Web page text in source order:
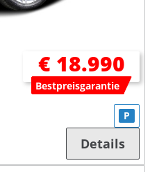
€ 18.990
Bestpreisgarantie
P
Details